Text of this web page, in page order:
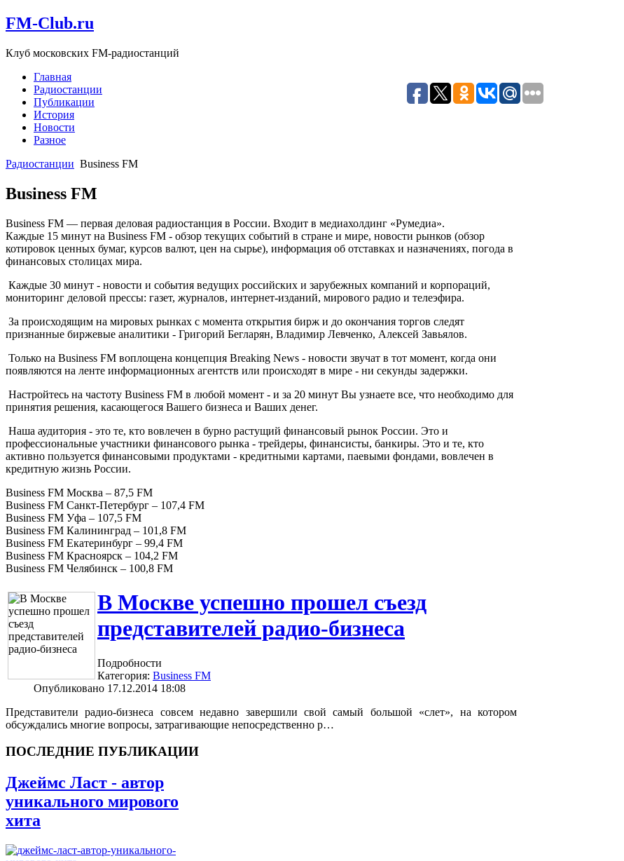
FM-Club.ru
Клуб московских FM-радиостанций
Главная
Радиостанции
Публикации
История
Новости
Разное
Радиостанции Business FM
Business FM
Business FM — первая деловая радиостанция в России. Входит в медиахолдинг «Румедиа».
Каждые 15 минут на Business FM - обзор текущих событий в стране и мире, новости рынков (обзор
котировок ценных бумаг, курсов валют, цен на сырье), информация об отставках и назначениях, погода в
финансовых столицах мира.
Каждые 30 минут - новости и события ведущих российских и зарубежных компаний и корпораций,
мониторинг деловой прессы: газет, журналов, интернет-изданий, мирового радио и телеэфира.
За происходящим на мировых рынках с момента открытия бирж и до окончания торгов следят
признанные биржевые аналитики - Григорий Бегларян, Владимир Левченко, Алексей Завьялов.
Только на Business FM воплощена концепция Breaking News - новости звучат в тот момент, когда они
появляются на ленте информационных агентств или происходят в мире - ни секунды задержки.
Настройтесь на частоту Business FM в любой момент - и за 20 минут Вы узнаете все, что необходимо для
принятия решения, касающегося Вашего бизнеса и Ваших денег.
Наша аудитория - это те, кто вовлечен в бурно растущий финансовый рынок России. Это и
профессиональные участники финансового рынка - трейдеры, финансисты, банкиры. Это и те, кто
активно пользуется финансовыми продуктами - кредитными картами, паевыми фондами, вовлечен в
кредитную жизнь России.
Business FM Москва – 87,5 FM
Business FM Санкт-Петербург – 107,4 FM
Business FM Уфа – 107,5 FM
Business FM Калининград – 101,8 FM
Business FM Екатеринбург – 99,4 FM
Business FM Красноярск – 104,2 FM
Business FM Челябинск – 100,8 FM
В Москве успешно прошел съезд
представителей радио-бизнеса
Подробности
Категория: Business FM
Опубликовано 17.12.2014 18:08
Представители радио-бизнеса совсем недавно завершили свой самый большой «слет», на котором
обсуждались многие вопросы, затрагивающие непосредственно р…
ПОСЛЕДНИЕ ПУБЛИКАЦИИ
Джеймс Ласт - автор
уникального мирового
хита